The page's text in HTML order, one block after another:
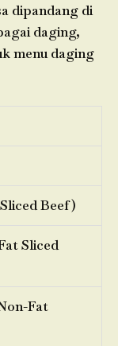
dipandang di
daging,
menu daging
Beef)
Sliced
Fat